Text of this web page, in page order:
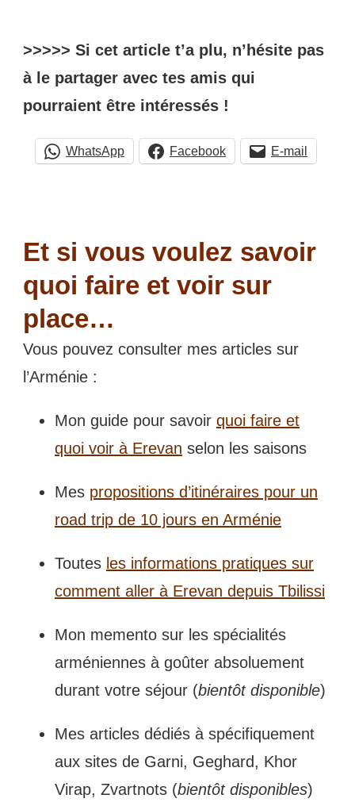
>>>>> Si cet article t’a plu, n’hésite pas
à le partager avec tes amis qui
pourraient être intéressés !
WhatsApp Facebook E-mail
Et si vous voulez savoir
quoi faire et voir sur
place…
Vous pouvez consulter mes articles sur
l’Arménie :
Mon guide pour savoir quoi faire et
quoi voir à Erevan selon les saisons
Mes propositions d’itinéraires pour un
road trip de 10 jours en Arménie
Toutes les informations pratiques sur
comment aller à Erevan depuis Tbilissi
Mon memento sur les spécialités
arméniennes à goûter absoluement
durant votre séjour (bientôt disponible)
Mes articles dédiés à spécifiquement
aux sites de Garni, Geghard, Khor
Virap, Zvartnots (bientôt disponibles)